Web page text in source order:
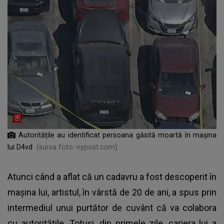
Autoritățile au identificat persoana găsită moartă în mașina
lui D4vd
(sursa foto: nypost.com)
Atunci când a aflat că un cadavru a fost descoperit în
mașina lui, artistul, în vârstă de 20 de ani, a spus prin
intermediul unui purtător de cuvânt că va colabora